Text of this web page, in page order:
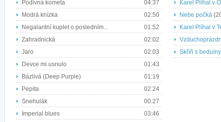
Podivná kometa
04:37
Modrá knízka
02:50
Negalantní kuplet o posledním...
01:52
Zahradnická
02:02
Jaro
02:03
Devce mi usnulo
01:43
Bázlivá (Deep Purple)
01:19
Pepita
02:24
Snehulák
00:27
Imperial blues
03:46
Karel Plíhal v
Nebe počká
Karel Plíhal v
Skříň s beduíny